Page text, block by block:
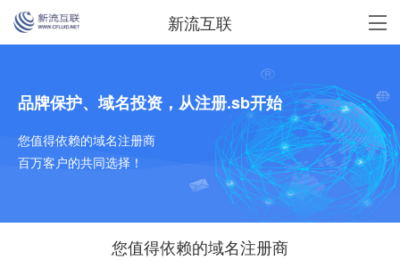
新流互联
品牌保护、域名投资，从注册.sb开始
您值得依赖的域名注册商
百万客户的共同选择！
您值得依赖的域名注册商